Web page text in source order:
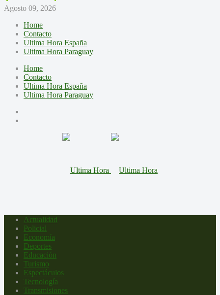
Agosto 09, 2026
Home
Contacto
Ultima Hora España
Ultima Hora Paraguay
Home
Contacto
Ultima Hora España
Ultima Hora Paraguay
Actualidad
Policial
Economía
Deportes
Educación
Turismo
Espectáculos
Tecnología
Transmisiones